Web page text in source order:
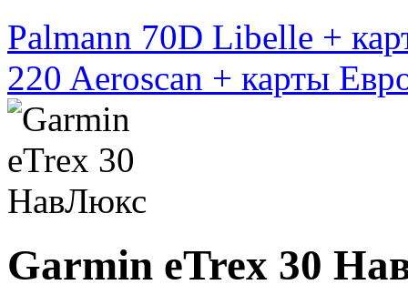
Palmann 70D Libelle +
220 Aeroscan + карты
Garmin eTrex 30